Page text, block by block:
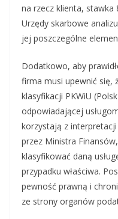
na rzecz klienta,
Urzędy skarbowe
jej poszczególne
Dodatkowo, aby
firma musi upewnić się,
klasyfikacji PKWiU
odpowiadającej
korzystają z
przez Ministra
klasyfikować daną
przypadku właściwa.
pewność prawną i
ze strony organów